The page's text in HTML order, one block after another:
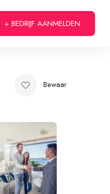
+ BEDRIJF AANMELDEN
Bewaar